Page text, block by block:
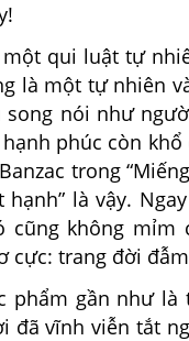
qui luật tự
là một tự nhiên
nói như
phúc còn
trong
là vậy.
không mỉm
cực: trang đời
gần như là
đã vĩnh viễn tắt